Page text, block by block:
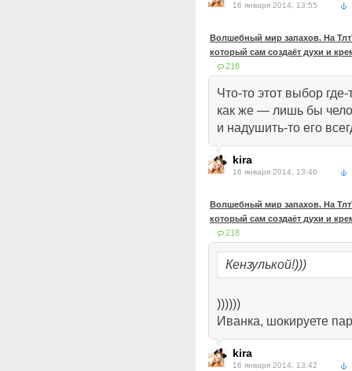
16 января 2014, 13:55
Волшебный мир запахов. На
который сам создаёт духи и
218
Что-то этот выбор
как же — лишь бы
и надушить-то его
kira
16 января 2014, 13:46
Волшебный мир запахов. На
который сам создаёт духи и
218
Кензулькой!)))
))))))
Иванка, шокируете
kira
16 января 2014, 13:42